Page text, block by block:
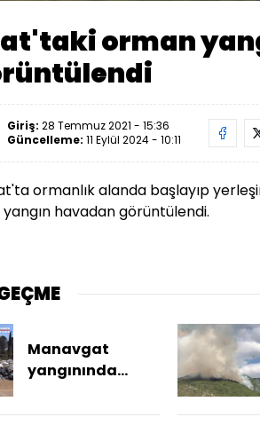
orman
Giriş: 28 Temmuz 2021 - 15:36
Güncelleme: 11 Eylül 2024 - 10:11
ormanlık alanda başlayıp
havadan görüntülendi.
Manavgat
yangınında
evlerin hafriyatı